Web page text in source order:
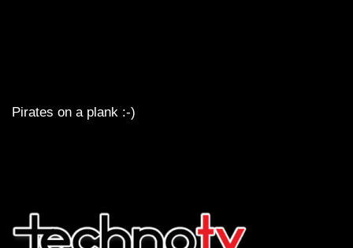
Pirates on a plank :-)